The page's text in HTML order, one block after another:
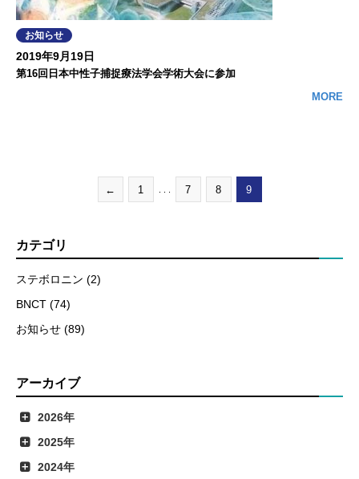
お知らせ
2019年9月19日
第16回日本中性子捕捉療法学会学術大会に参加
MORE
← 1 7 8 9
カテゴリ
ステボロニン (2)
BNCT (74)
お知らせ (89)
アーカイブ
2026年
2025年
2024年